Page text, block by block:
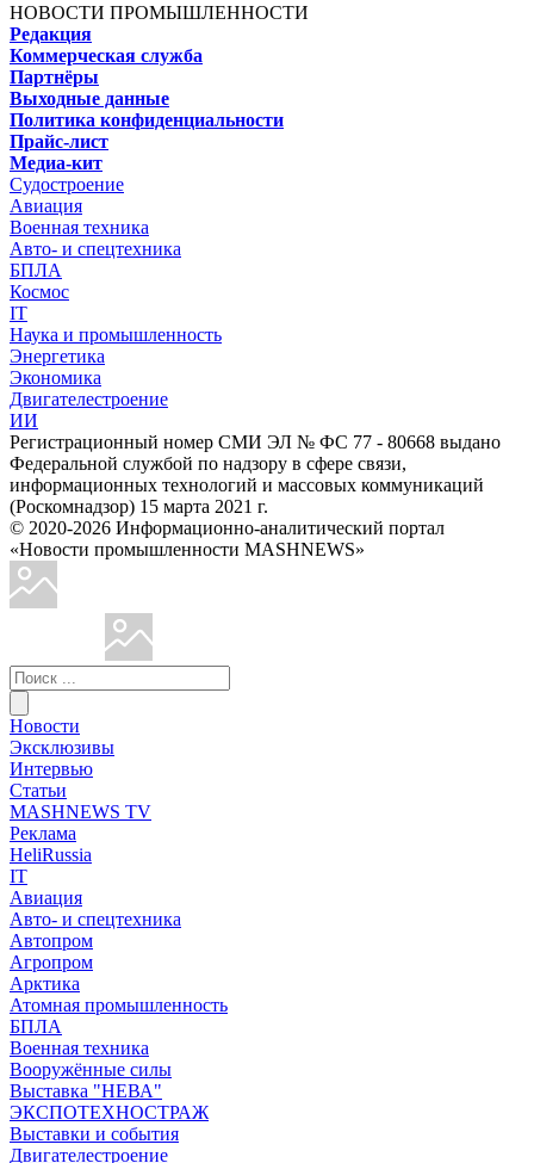
НОВОСТИ ПРОМЫШЛЕННОСТИ
Редакция
Коммерческая служба
Партнёры
Выходные данные
Политика конфиденциальности
Прайс-лист
Медиа-кит
Судостроение
Авиация
Военная техника
Авто- и спецтехника
БПЛА
Космос
IT
Наука и промышленность
Энергетика
Экономика
Двигателестроение
ИИ
Регистрационный номер СМИ ЭЛ № ФС 77 - 80668 выдано
Федеральной службой по надзору в сфере связи,
информационных технологий и массовых коммуникаций
(Роскомнадзор) 15 марта 2021 г.
© 2020-2026 Информационно-аналитический портал
«Новости промышленности MASHNEWS»
Новости
Эксклюзивы
Интервью
Статьи
MASHNEWS TV
Реклама
HeliRussia
IT
Авиация
Авто- и спецтехника
Автопром
Агропром
Арктика
Атомная промышленность
БПЛА
Военная техника
Вооружённые силы
Выставка "НЕВА"
ЭКСПОТЕХНОСТРАЖ
Выставки и события
Двигателестроение